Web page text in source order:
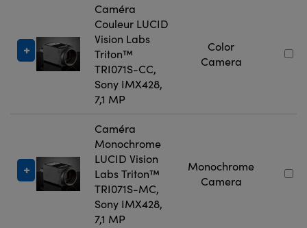
Caméra
Couleur LUCID
Vision Labs
Triton™
TRI071S-CC,
Sony IMX428,
7,1 MP
Color
Camera
Caméra
Monochrome
LUCID Vision
Labs Triton™
TRI071S-MC,
Sony IMX428,
7,1 MP
Monochrome
Camera